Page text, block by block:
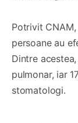
Potrivit
persoane au
Dintre
pulmonar, iar
stomatologi.